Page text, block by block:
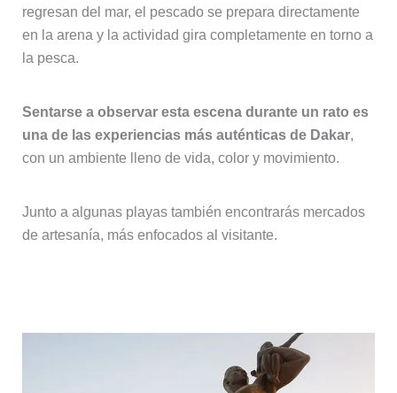
regresan del mar, el pescado se prepara directamente
en la arena y la actividad gira completamente en torno a
la pesca.
Sentarse a observar esta escena durante un rato es
una de las experiencias más auténticas de Dakar,
con un ambiente lleno de vida, color y movimiento.
Junto a algunas playas también encontrarás mercados
de artesanía, más enfocados al visitante.